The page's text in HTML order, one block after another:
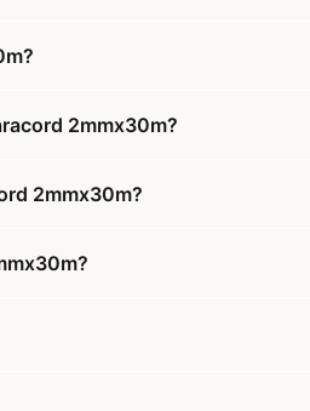
2mmx30m?
2mmx30m?